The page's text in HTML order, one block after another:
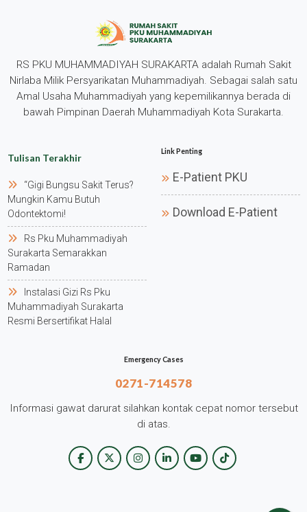
RS PKU MUHAMMADIYAH SURAKARTA adalah Rumah Sakit
Nirlaba Milik Persyarikatan Muhammadiyah. Sebagai salah satu
Amal Usaha Muhammadiyah yang kepemilikannya berada di
bawah Pimpinan Daerah Muhammadiyah Kota Surakarta.
Tulisan Terakhir
“gigi Bungsu Sakit Terus?
Mungkin Kamu Butuh
Odontektomi!
Rs Pku Muhammadiyah
Surakarta Semarakkan
Ramadan
Instalasi Gizi Rs Pku
Muhammadiyah Surakarta
Resmi Bersertifikat Halal
Link Penting
E-Patient PKU
Download E-Patient
Emergency Cases
0271-714578
Informasi gawat darurat silahkan kontak cepat nomor tersebut
di atas.